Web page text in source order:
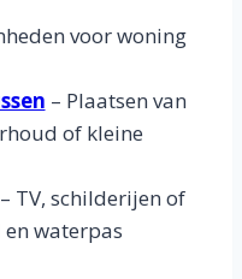
voor woning
– Plaatsen van
of kleine
TV, schilderijen of
waterpas